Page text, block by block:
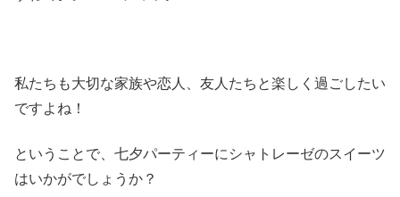
私たちも大切な家族や恋人、友人たちと楽しく過ごしたい
ですよね！
ということで、七夕パーティーにシャトレーゼのスイーツ
はいかがでしょうか？